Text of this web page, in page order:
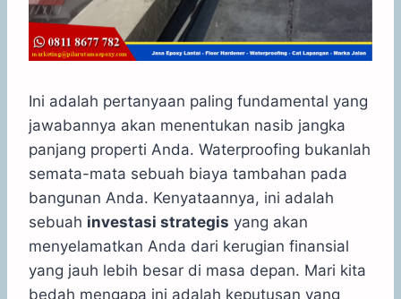
Ini adalah pertanyaan paling fundamental yang
jawabannya akan menentukan nasib jangka
panjang properti Anda. Waterproofing bukanlah
semata-mata sebuah biaya tambahan pada
bangunan Anda. Kenyataannya, ini adalah
sebuah investasi strategis yang akan
menyelamatkan Anda dari kerugian finansial
yang jauh lebih besar di masa depan. Mari kita
bedah mengapa ini adalah keputusan yang